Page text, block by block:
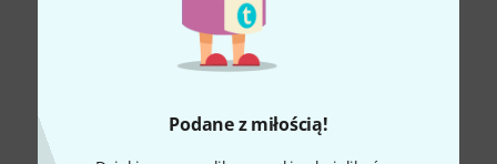
Podane z miłością!